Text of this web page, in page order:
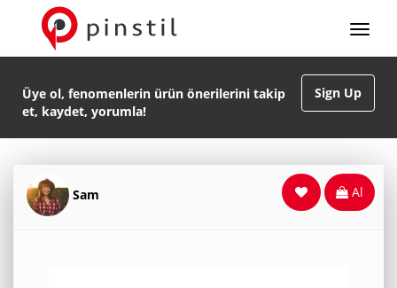
Sign Up
Üye ol, fenomenlerin ürün önerilerini takip
et, kaydet, yorumla!
Sam Al